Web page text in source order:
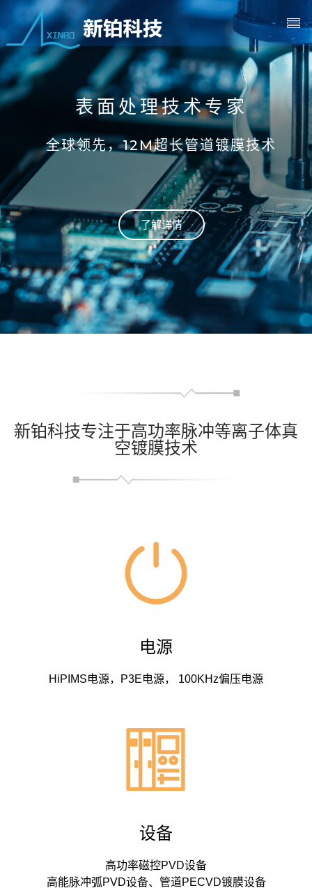
表面处理技术专家
全球领先，12M超长管道镀膜技术
了解详情
了解详情
表面处理技术专家
全球领先，12M超长管道镀膜技术
了解详情
了解详情
新铂科技专注于高功率脉冲等离子体真
空镀膜技术
电源
HiPIMS电源，P3E电源， 100KHz偏压电源
设备
高功率磁控PVD设备
高能脉冲弧PVD设备、管道PECVD镀膜设备